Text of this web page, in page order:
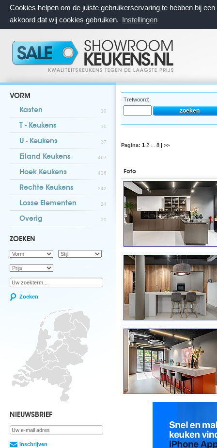
Cookies helpen om de juiste gebruikerservaring te hebben bij
akkoord dat wij cookies gebruiken. Instellingen
VORM
Kasten 10
T - Keukens 16
U - Keukens 37
Eiland Keukens 467
Hoek Keukens 436
Rechte Keukens 242
Losse Elementen 24
Overig 20
ZOEKEN
Zoeken
NIEUWSBRIEF
Inschrijven
Trefwoord:
Pagina: 1 2 8 | >>
Foto